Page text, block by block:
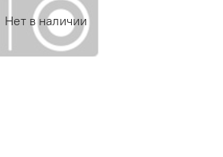
Нет в наличии